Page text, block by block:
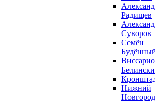
Радищев
Суворов
Семён
Нижний
Новгород